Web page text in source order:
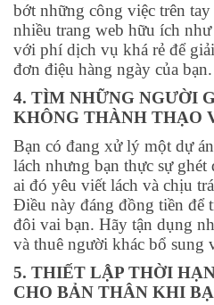
bớt những công việc trên
nhiều trang web hữu ích
với phí dịch vụ khá rẻ để
đơn điệu hàng ngày của bạn.
4. TÌM NHỮNG NGƯỜI
KHÔNG THÀNH THẠO
Bạn có đang xử lý một dự
lách nhưng bạn thực sự
ai đó yêu viết lách và chịu
Điều này đáng đồng tiền để
đôi vai bạn. Hãy tận dụng
và thuê người khác bổ sung
5. THIẾT LẬP THỜI
CHO BẢN THÂN KHI